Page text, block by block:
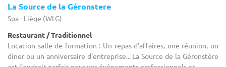
La Source de la Géronstere
Spa - Liège (WLG)
Restaurant / Traditionnel
Location salle de formation : Un repas d’affaires, une réunion, un
dîner ou un anniversaire d'entreprise... La Source de la Géronstère